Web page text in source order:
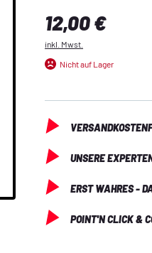
Regulärer Preis:
12,00 €
inkl. Mwst.
Nicht auf Lager
UNSERE
ERST WAHRES -
POINT'N CLICK &